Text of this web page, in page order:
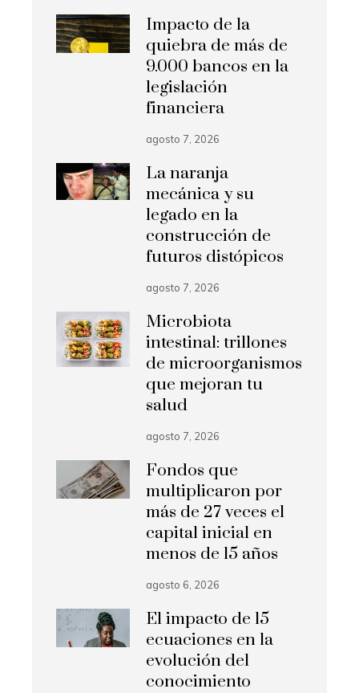
Impacto de la
quiebra de más de
9.000 bancos en la
legislación
financiera
agosto 7, 2026
La naranja
mecánica y su
legado en la
construcción de
futuros distópicos
agosto 7, 2026
Microbiota
intestinal: trillones
de microorganismos
que mejoran tu
salud
agosto 7, 2026
Fondos que
multiplicaron por
más de 27 veces el
capital inicial en
menos de 15 años
agosto 6, 2026
El impacto de 15
ecuaciones en la
evolución del
conocimiento